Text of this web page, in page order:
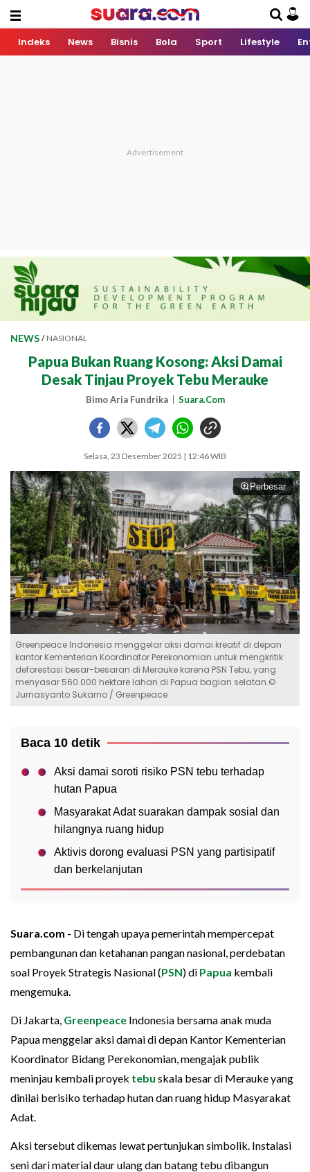
Indeks News Bisnis Bola Sport Lifestyle
NEWS / NASIONAL
Papua Bukan Ruang Kosong: Aksi Damai
Desak Tinjau Proyek Tebu Merauke
Bimo Aria Fundrika Suara.Com
Selasa, 23 Desember 2025 | 12:46 WIB
Perbesar
Greenpeace Indonesia menggelar aksi damai kreatif di depan
kantor Kementerian Koordinator Perekonomian untuk mengkritik
deforestasi besar-besaran di Merauke karena PSN Tebu, yang
menyasar 560.000 hektare lahan di Papua bagian selatan.©
Jurnasyanto Sukarno / Greenpeace
Baca 10 detik
Aksi damai soroti risiko PSN tebu terhadap
hutan Papua
Masyarakat Adat suarakan dampak sosial dan
hilangnya ruang hidup
Aktivis dorong evaluasi PSN yang partisipatif
dan berkelanjutan
Suara.com - Di tengah upaya pemerintah mempercepat
pembangunan dan ketahanan pangan nasional, perdebatan
soal Proyek Strategis Nasional (PSN) di Papua kembali
mengemuka.
Di Jakarta, Greenpeace Indonesia bersama anak muda
Papua menggelar aksi damai di depan Kantor Kementerian
Koordinator Bidang Perekonomian, mengajak publik
meninjau kembali proyek tebu skala besar di Merauke yang
dinilai berisiko terhadap hutan dan ruang hidup Masyarakat
Adat.
Aksi tersebut dikemas lewat pertunjukan simbolik. Instalasi
seni dari material daur ulang dan batang tebu dibangun